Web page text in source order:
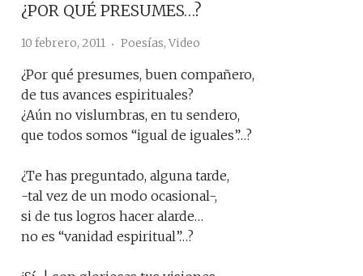
¿POR QUÉ PRESUMES…?
10 febrero, 2011 Poesías, Video
¿Por qué presumes, buen compañero,
de tus avances espirituales?
¿Aún no vislumbras, en tu sendero,
que todos somos “igual de iguales”…?
¿Te has preguntado, alguna tarde,
-tal vez de un modo ocasional-,
si de tus logros hacer alarde…
no es “vanidad espiritual”…?